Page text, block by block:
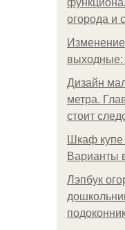
огорода и
выходные:
Дизайн
метра.
стоит
Шкаф купе
Варианты
Лэпбук